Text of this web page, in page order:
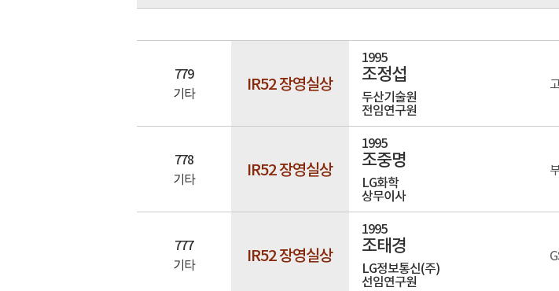
779
기타
IR52 장영실상
1995
조정섭
두산기술원
전임연구원
778
기타
IR52 장영실상
1995
조중명
LG화학
상무이사
777
기타
IR52 장영실상
1995
조태경
LG정보통신(주)
선임연구원